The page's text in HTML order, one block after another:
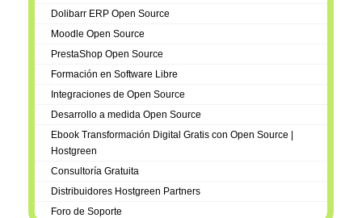
Dolibarr ERP Open Source
Moodle Open Source
PrestaShop Open Source
Formación en Software Libre
Integraciones de Open Source
Desarrollo a medida Open Source
Ebook Transformación Digital Gratis con Open Source |
Hostgreen
Consultoría Gratuita
Distribuidores Hostgreen Partners
Foro de Soporte